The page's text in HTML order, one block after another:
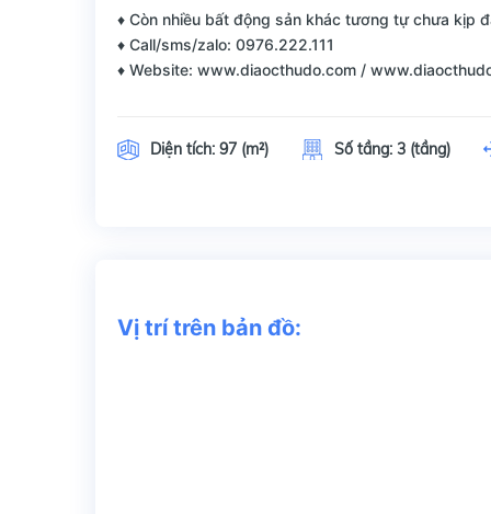
♦ Còn nhiều bất động sản khác tương tự chưa kịp
♦ Call/sms/zalo: 0976.222.111
♦ Website: www.diaocthudo.com /
Diện tích: 97 (m²) Số tầng: 3 (tầng)
Vị trí trên bản đồ: